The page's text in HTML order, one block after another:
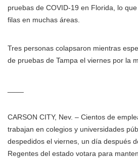
pruebas de COVID-19 en Florida, lo
filas en muchas áreas.
Tres personas colapsaron mientras
de pruebas de Tampa el viernes por la
CARSON CITY, Nev. – Cientos de
trabajan en colegios y universidades
despedidos el viernes, un día después
Regentes del estado votara para